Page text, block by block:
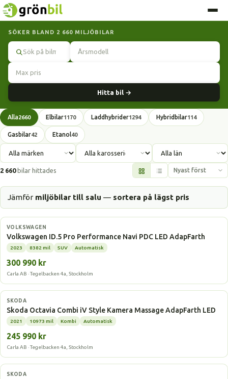
SÖKER BLAND 2 660 MILJÖBILAR
Hitta bil →
Alla2660 Elbilar1170 Laddhybrider1294 Hybridbilar114
Gasbilar42 Etanol40
2 660bilar hittades
Jämför miljöbilar till salu — sortera på lägst pris
Elbil
VOLKSWAGEN
Volkswagen ID.5 Pro Performance Navi PDC LED AdapFarth
2023 8382 mil SUV Automatisk
300 990 kr
Carla AB · Tegelbacken 4a, Stockholm
Laddhybrid
SKODA
Skoda Octavia Combi iV Style Kamera Massage AdapFarth LED
2021 10973 mil Kombi Automatisk
245 990 kr
Carla AB · Tegelbacken 4a, Stockholm
Elbil
SKODA